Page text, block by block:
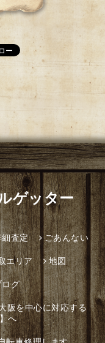
ゲッター
細査定 ごあんない
エリア 地図
ログ
阪を中心に対応する
へ